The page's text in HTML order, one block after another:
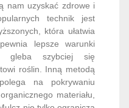
nam uzyskać zdrowe i
technik jest
która ułatwia
lepsze warunki
gleba szybciej się
roślin. Inną metodą
na pokrywaniu
materiału,